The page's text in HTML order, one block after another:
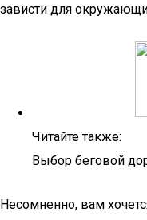
зависти для
Читайте также:
Выбор беговой
Несомненно, вам